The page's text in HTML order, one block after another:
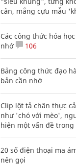
cân, mắng cựu mẫu
Các công thức hóa
nhớ
106
Bảng công thức đạo
bản cần nhớ
Clip lột tả chân thực
như 'chó với mèo',
hiện một vấn đề trong
20 số điện thoại ma
nên gọi